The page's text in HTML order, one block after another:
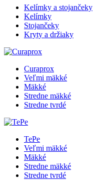
Kelímky a stojančeky
Kelímky
Stojančeky
Kryty a držiaky
Curaprox
Veľmi mäkké
Mäkké
Stredne mäkké
Stredne tvrdé
TePe
Veľmi mäkké
Mäkké
Stredne mäkké
Stredne tvrdé